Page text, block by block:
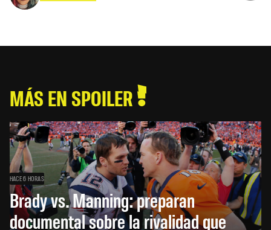
MÁS EN SPOILER
HACE 6 HORAS
Brady vs. Manning: preparan
documental sobre la rivalidad que